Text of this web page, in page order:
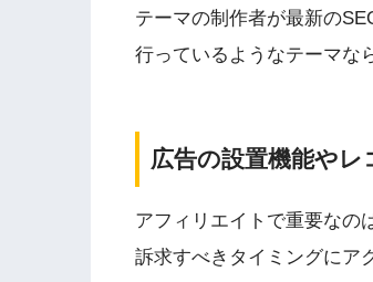
テーマの制作者が最新の
行っているようなテーマな
広告の設置機能や
アフィリエイトで重要なの
訴求すべきタイミングにア